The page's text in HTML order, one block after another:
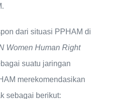
dari situasi PPHAM di
Women Human Right
suatu jaringan
merekomendasikan
sebagai berikut: